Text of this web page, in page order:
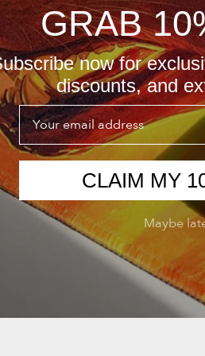
GRAB
now for
discounts, and
Email
CLAIM MY
Maybe